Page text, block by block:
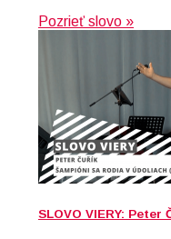
Pozrieť slovo »
SLOVO VIERY: